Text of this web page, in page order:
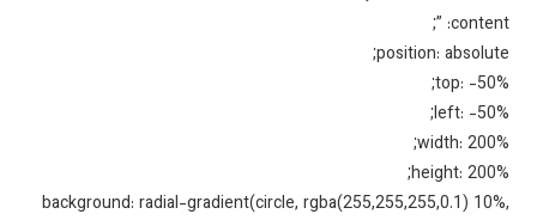
position:
top: -
left: -
width:
height:
background: radial-gradient(circle, rgba(255,255,255,0.1)